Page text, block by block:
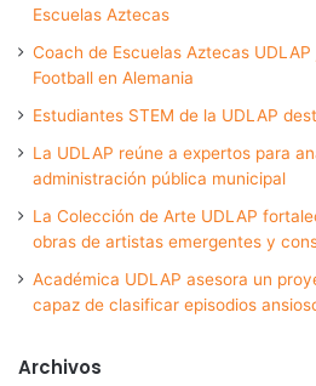
Escuelas Aztecas
Coach de Escuelas Aztecas
Football en Alemania
Estudiantes STEM de la UDLAP
La UDLAP reúne a expertos para
administración pública municipal
La Colección de Arte UDLAP
obras de artistas emergentes y
Académica UDLAP asesora un
capaz de clasificar episodios
Archivos